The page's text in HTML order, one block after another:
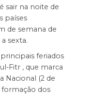
sair na noite de
países
de semana de
sexta.
feriados
Fitr , que marca
Nacional (2 de
dos